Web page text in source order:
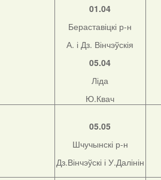
01.04
Бераставіцкі р-н
А. і Дз. Вінчэўскія
05.04
Ліда
Ю.Квач
05.05
Шчучынскі р-н
Дз.Вінчэўскі і У.Далінін